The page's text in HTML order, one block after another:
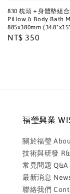
830 枕頭＋身體墊組
Pillow & Body Bath
885x380mm
Regular
NT$ 350
福瑩興業
關於福瑩
技術與研發
常見問題 Q&A
最新消息
聯絡我們